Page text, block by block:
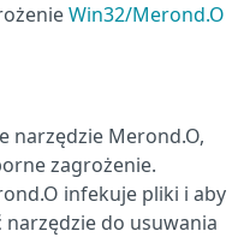
Win32/Merond.O
narzędzie Merond.O,
zagrożenie.
infekuje pliki i aby
narzędzie do usuwania